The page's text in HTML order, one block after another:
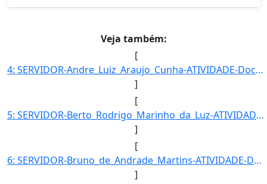
Veja também:
[
4: SERVIDOR-Andre_Luiz_Araujo_Cunha-ATIVIDADE-Docente-UNIDADE_EM_EXERCICIO-UENS-HID-CARGO-Professor_do_]
]
[
5: SERVIDOR-Berto_Rodrigo_Marinho_da_Luz-ATIVIDADE-Docente-UNIDADE_EM_EXERCICIO-UENS-HID-CARGO-Professo]
]
[
6: SERVIDOR-Bruno_de_Andrade_Martins-ATIVIDADE-Docente-UNIDADE_EM_EXERCICIO-UENS-HID-CARGO-Professor_do]
]